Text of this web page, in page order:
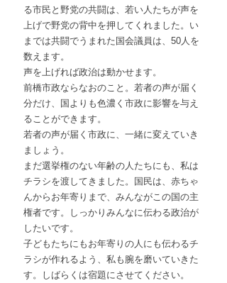
る市民と野党の共闘は、若い人たちが声を
上げで野党の背中を押してくれました。い
までは共闘でうまれた国会議員は、50人を
数えます。
声を上げれば政治は動かせます。
前橋市政ならなおのこと。若者の声が届く
分だけ、国よりも色濃く市政に影響を与え
ることができます。
若者の声が届く市政に、一緒に変えていき
ましょう。
まだ選挙権のない年齢の人たちにも、私は
チラシを渡してきました。国民は、赤ちゃ
んからお年寄りまで、みんながこの国の主
権者です。しっかりみんなに伝わる政治が
したいです。
子どもたちにもお年寄りの人にも伝わるチ
ラシが作れるよう、私も腕を磨いていきた
す。しばらくは宿題にさせてください。